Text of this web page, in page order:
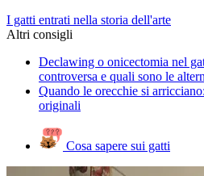
I gatti entrati nella storia dell'arte
Altri consigli
Declawing o onicectomia nel
controversa e quali sono le
Quando le orecchie si
originali
Cosa sapere sui gatti